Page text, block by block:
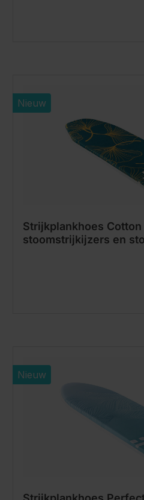
Nieuw
Strijkplankhoes
stoomstrijkijzers en
Nieuw